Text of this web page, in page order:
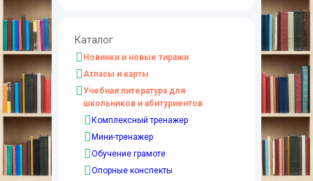
Каталог
Новинки и новые тиражи
Атласы и карты
Учебная литература для
школьников и абитуриентов
Комплексный тренажер
Мини-тренажер
Обучение грамоте
Опорные конспекты